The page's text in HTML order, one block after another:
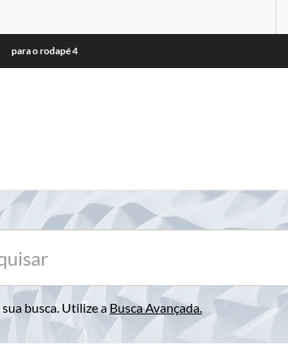
para o rodapé4
busca. Utilize a Busca Avançada.